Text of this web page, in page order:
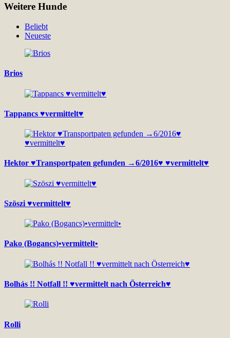
Weitere Hunde
Beliebt
Neueste
Brios
Tappancs ♥vermittelt♥
Hektor ♥Transportpaten gefunden →6/2016♥ ♥vermittelt♥
Szöszi ♥vermittelt♥
Pako (Bogancs)•vermittelt•
Bolhás !! Notfall !! ♥vermittelt nach Österreich♥
Rolli